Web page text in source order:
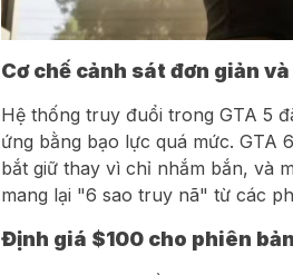
Cơ chế cảnh sát đơn giản
Hệ thống truy đuổi trong GTA 5
ứng bằng bạo lực quá mức. GTA
bắt giữ thay vì chỉ nhắm bắn, và
mang lại "6 sao truy nã" từ các
Định giá $100 cho phiên